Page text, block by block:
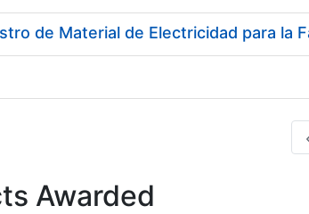
Awarded